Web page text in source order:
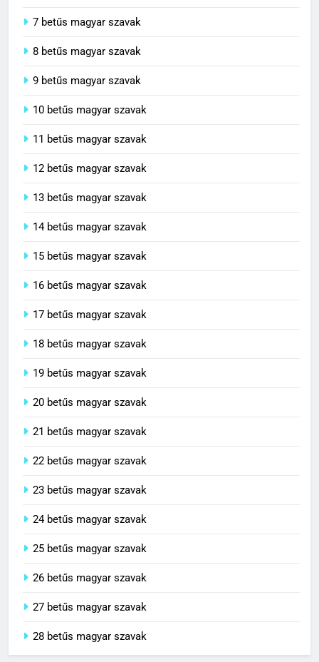
7 betűs magyar szavak
8 betűs magyar szavak
9 betűs magyar szavak
10 betűs magyar szavak
11 betűs magyar szavak
12 betűs magyar szavak
13 betűs magyar szavak
14 betűs magyar szavak
15 betűs magyar szavak
16 betűs magyar szavak
17 betűs magyar szavak
18 betűs magyar szavak
19 betűs magyar szavak
20 betűs magyar szavak
21 betűs magyar szavak
22 betűs magyar szavak
23 betűs magyar szavak
24 betűs magyar szavak
25 betűs magyar szavak
26 betűs magyar szavak
27 betűs magyar szavak
28 betűs magyar szavak